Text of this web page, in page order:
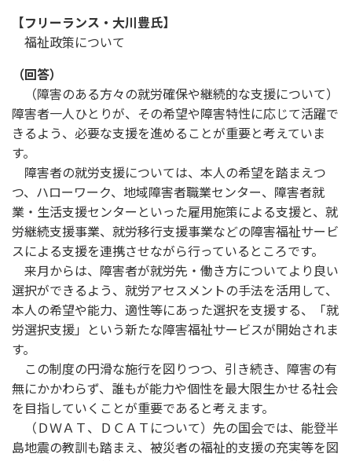
【フリーランス・大川豊氏】
福祉政策について
（回答）
（障害のある方々の就労確保や継続的な支援について）
障害者一人ひとりが、その希望や障害特性に応じて活躍で
きるよう、必要な支援を進めることが重要と考えていま
す。
障害者の就労支援については、本人の希望を踏まえつ
つ、ハローワーク、地域障害者職業センター、障害者就
業・生活支援センターといった雇用施策による支援と、就
労継続支援事業、就労移行支援事業などの障害福祉サービ
スによる支援を連携させながら行っているところです。
来月からは、障害者が就労先・働き方についてより良い
選択ができるよう、就労アセスメントの手法を活用して、
本人の希望や能力、適性等にあった選択を支援する、「就
労選択支援」という新たな障害福祉サービスが開始されま
す。
この制度の円滑な施行を図りつつ、引き続き、障害の有
無にかかわらず、誰もが能力や個性を最大限生かせる社会
を目指していくことが重要であると考えます。
（ＤＷＡＴ、ＤＣＡＴについて）先の国会では、能登半
島地震の教訓も踏まえ、被災者の福祉的支援の充実等を図